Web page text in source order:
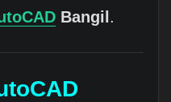
Bangil .